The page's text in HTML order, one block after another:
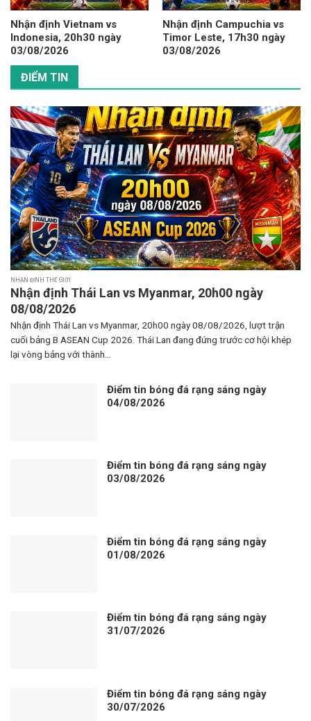
Nhận định Vietnam vs
Indonesia, 20h30 ngày
03/08/2026
Nhận định Campuchia vs
Timor Leste, 17h30 ngày
03/08/2026
ĐIỂM TIN
NHẬN ĐỊNH THẾ GIỚI
Nhận định Thái Lan vs Myanmar, 20h00 ngày
08/08/2026
Nhận định Thái Lan vs Myanmar, 20h00 ngày 08/08/2026, lượt trận
cuối bảng B ASEAN Cup 2026. Thái Lan đang đứng trước cơ hội khép
lại vòng bảng với thành...
Điểm tin bóng đá rạng sáng ngày
04/08/2026
Điểm tin bóng đá rạng sáng ngày
03/08/2026
Điểm tin bóng đá rạng sáng ngày
01/08/2026
Điểm tin bóng đá rạng sáng ngày
31/07/2026
Điểm tin bóng đá rạng sáng ngày
30/07/2026